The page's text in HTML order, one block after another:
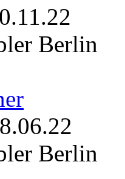
Berlin
Berlin